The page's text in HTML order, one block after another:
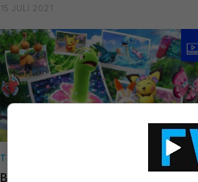
15 JULI 2021
TIPS EN ADVIES GAMING
Beste games van dit moment – deel